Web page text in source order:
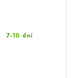
7-10 dní